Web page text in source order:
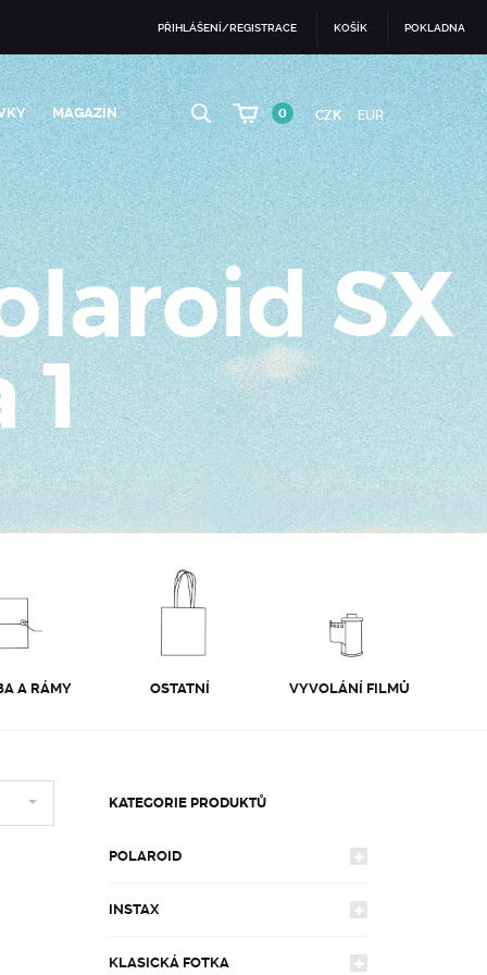
PŘIHLÁŠENÍ/REGISTRACE KOŠÍK POKLADNA
MAGAZÍN 0 CZK EUR
SX
1
A RÁMY OSTATNÍ VYVOLÁNÍ FILMŮ
KATEGORIE PRODUKTŮ
POLAROID
FOTOAPARÁTY
600
INSTAX
FOTOAPARÁTY
KLASICKÁ FOTKA